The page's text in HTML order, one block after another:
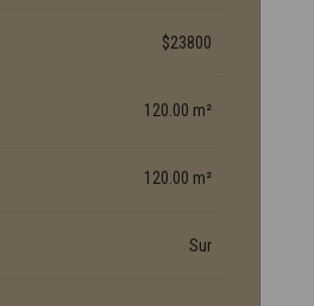
$23800
120.00 m²
120.00 m²
Sur